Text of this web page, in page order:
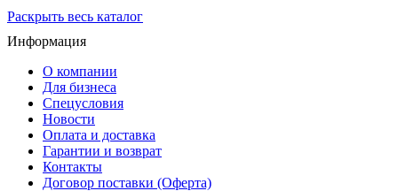
Раскрыть весь каталог
Информация
О компании
Для бизнеса
Спецусловия
Новости
Оплата и доставка
Гарантии и возврат
Контакты
Договор поставки (Оферта)